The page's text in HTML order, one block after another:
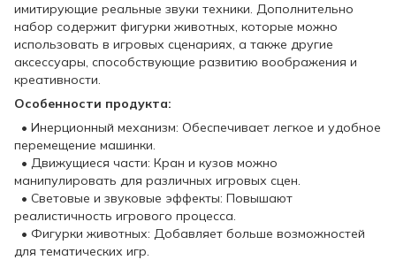
имитирующие реальные звуки техники. Дополнительно
набор содержит фигурки животных, которые можно
использовать в игровых сценариях, а также другие
аксессуары, способствующие развитию воображения и
креативности.
Особенности продукта:
• Инерционный механизм: Обеспечивает легкое и удобное
перемещение машинки.
• Движущиеся части: Кран и кузов можно
манипулировать для различных игровых сцен.
• Световые и звуковые эффекты: Повышают
реалистичность игрового процесса.
• Фигурки животных: Добавляет больше возможностей
для тематических игр.